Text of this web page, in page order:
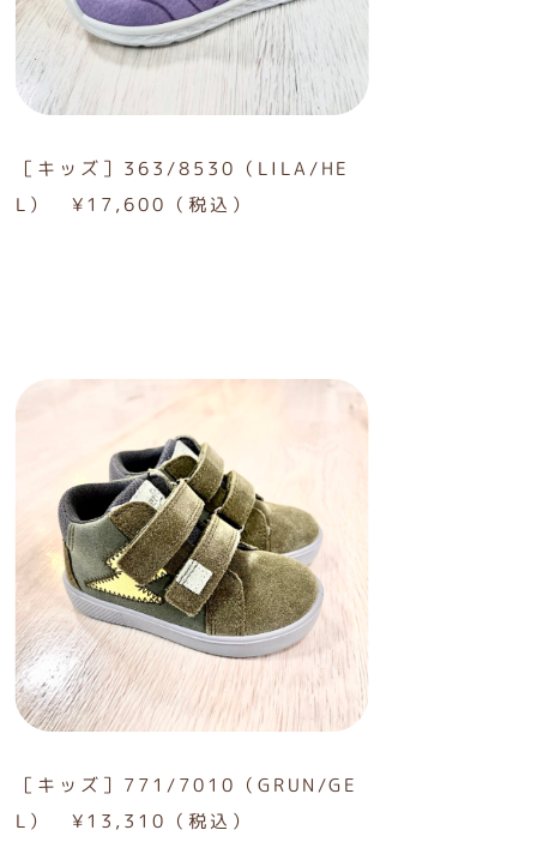
［キッズ］363/8530（LILA/HE
L） ¥17,600（税込）
［キッズ］771/7010（GRUN/GE
L） ¥13,310（税込）